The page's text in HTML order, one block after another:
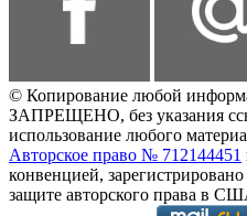
© Копирование любой
ЗАПРЕЩЕНО, без указания
использование любого
Авторское право № 712144451
конвенцией,
защите авторского права в